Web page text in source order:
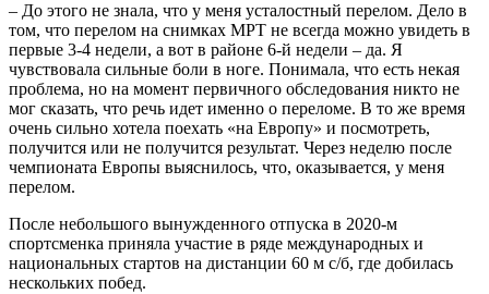
– До этого не знала, что у меня усталостный перелом. Дело в
том, что перелом на снимках МРТ не всегда можно увидеть в
первые 3-4 недели, а вот в районе 6-й недели – да. Я
чувствовала сильные боли в ноге. Понимала, что есть некая
проблема, но на момент первичного обследования никто не
мог сказать, что речь идет именно о переломе. В то же время
очень сильно хотела поехать «на Европу» и посмотреть,
получится или не получится результат. Через неделю после
чемпионата Европы выяснилось, что, оказывается, у меня
перелом.
После небольшого вынужденного отпуска в 2020-м
спортсменка приняла участие в ряде международных и
национальных стартов на дистанции 60 м с/б, где добилась
нескольких побед.